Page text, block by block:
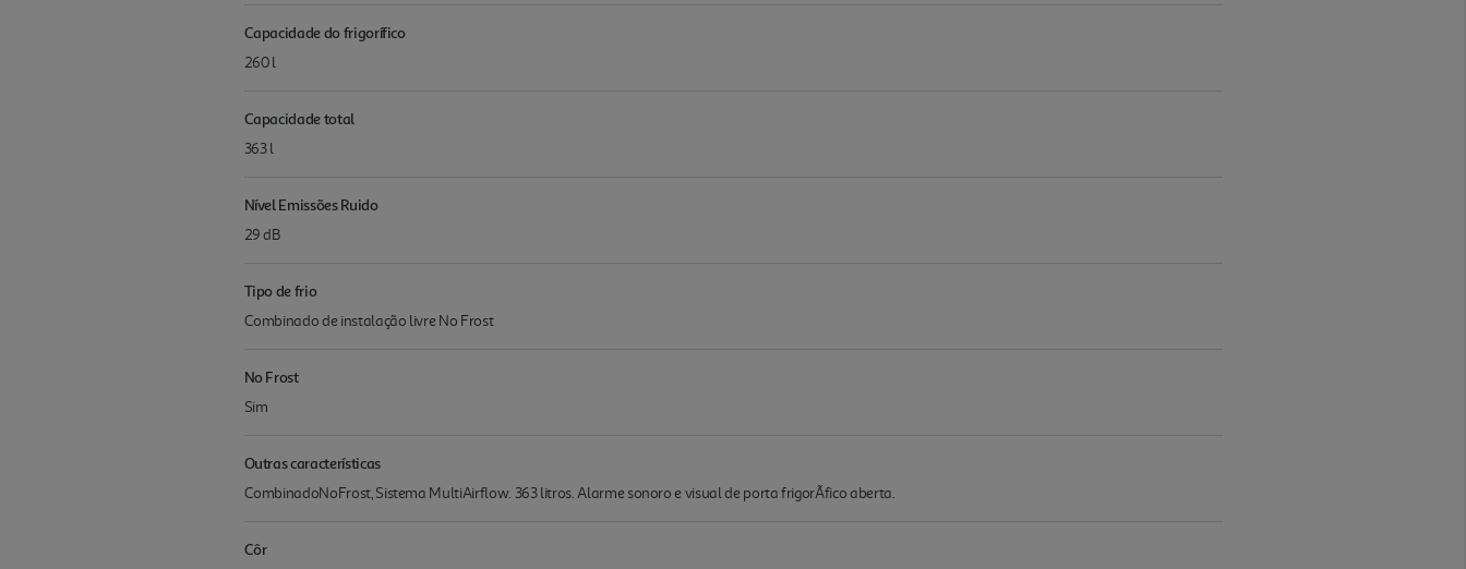
Capacidade do frigorífico
260 l
Capacidade total
363 l
Nível Emissões Ruido
29 dB
Tipo de frio
Combinado de instalação livre No Frost
No Frost
Sim
Outras características
CombinadoNoFrost, Sistema MultiAirflow. 363 litros. Alarme sonoro e visual de porta frigorÃ­fico aberta.
Côr